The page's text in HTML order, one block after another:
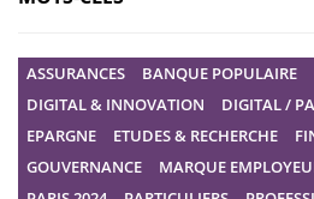
ASSURANCES BANQUE POPULAIRE
DIGITAL & INNOVATION
DIGITAL /
EPARGNE
ETUDES & RECHERCHE
GOUVERNANCE
MARQUE